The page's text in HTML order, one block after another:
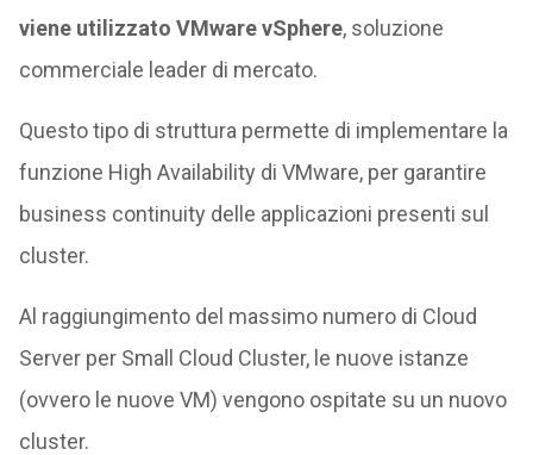
viene utilizzato VMware vSphere, soluzione
commerciale leader di mercato.
Questo tipo di struttura permette di implementare la
funzione High Availability di VMware, per garantire
business continuity delle applicazioni presenti sul
cluster.
Al raggiungimento del massimo numero di Cloud
Server per Small Cloud Cluster, le nuove istanze
(ovvero le nuove VM) vengono ospitate su un nuovo
cluster.